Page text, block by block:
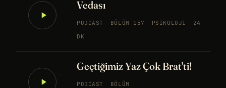
Vedası
PODCAST BÖLÜM 157 PSIKOLOJI
24
DK
Geçtiğimiz Yaz Çok Brat'ti!
PODCAST
BÖLÜM